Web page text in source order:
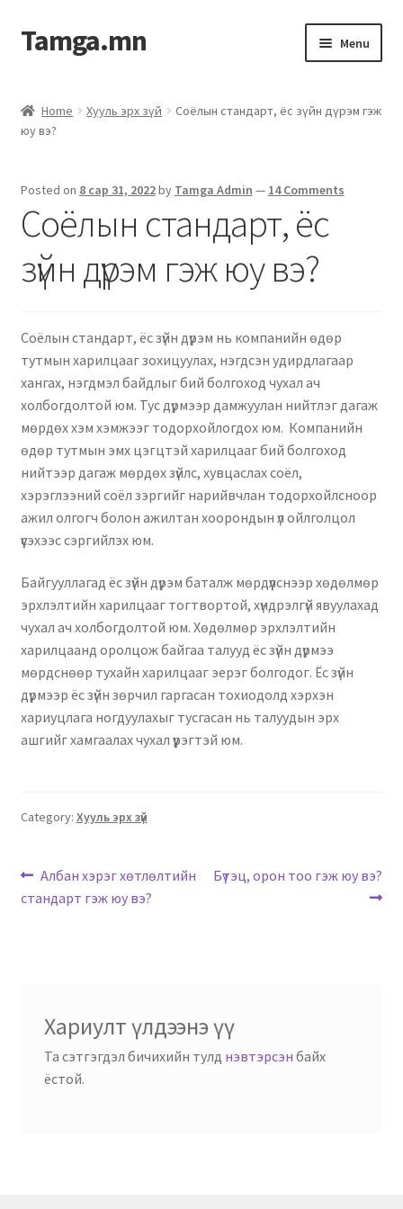
Tamga.mn Menu
ХАБЭА-н багц
Гэрээний загвар
Ажил гүйцэтгэх гэрээ
Дотоод журмын багц
Компанийн удирдлагын бичиг баримт
Санхүүгийн анхан шатны баримтуудын загвар
Сургалт
Хөдөлмөрийн багц баримт
Хүний нөөцийн бодлогын баримт
Шүүхэд нэхэмжлэл гаргах загварууд
Эрсдэлийн удирдлага
Home Хууль эрх зүй
Соёлын стандарт, ёс зүйн дүрэм гэж
юу вэ?
Posted on 8 сар 31, 2022by Tamga Admin — 14 Comments
Соёлын стандарт, ёс
зүйн дүрэм гэж юу вэ?
Соёлын стандарт, ёс зүйн дүрэм нь компанийн өдөр
тутмын харилцааг зохицуулах, нэгдсэн удирдлагаар
хангах, нэгдмэл байдлыг бий болгоход чухал ач
холбогдолтой юм. Тус дүрмээр дамжуулан нийтлэг дагаж
мөрдөх хэм хэмжээг тодорхойлогдох юм. Компанийн
өдөр тутмын эмх цэгцтэй харилцааг бий болгоход
нийтээр дагаж мөрдөх зүйлс, хувцаслах соёл,
хэрэглээний соёл зэргийг нарийвчлан тодорхойлсноор
ажил олгогч болон ажилтан хоорондын үл ойлголцол
үүсэхээс сэргийлэх юм.
Байгууллагад ёс зүйн дүрэм баталж мөрдүүлснээр хөдөлмөр
эрхлэлтийн харилцааг тогтвортой, хүндрэлгүй явуулахад
чухал ач холбогдолтой юм. Хөдөлмөр эрхлэлтийн
харилцаанд оролцож байгаа талууд ёс зүйн дүрмээ
мөрдснөөр тухайн харилцааг эерэг болгодог. Ёс зүйн
дүрмээр ёс зүйн зөрчил гаргасан тохиодолд хэрхэн
хариуцлага ногдуулахыг тусгасан нь талуудын эрх
ашгийг хамгаалах чухал үүрэгтэй юм.
Category: Хууль эрх зүй
Албан хэрэг хөтлөлтийн
стандарт гэж юу вэ?
Бүтэц, орон тоо гэж юу вэ?
Хариулт үлдээнэ үү
Та сэтгэгдэл бичихийн тулд нэвтэрсэн байх
ёстой.